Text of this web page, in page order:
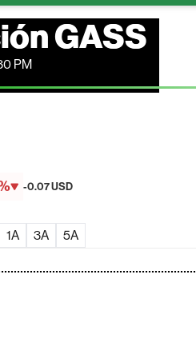
GASS
PM
-0.07 USD
1A 3A 5A